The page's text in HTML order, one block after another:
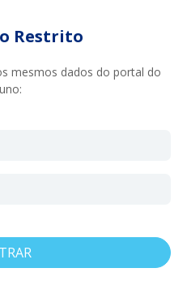
Restrito
mesmos dados do portal do